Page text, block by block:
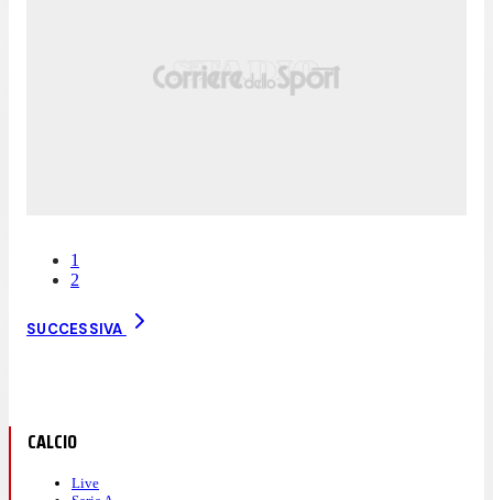
1
2
SUCCESSIVA
CALCIO
Live